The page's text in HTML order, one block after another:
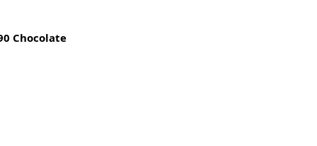
Chocolate